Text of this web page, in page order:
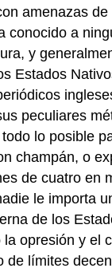
amenazas
conocido a
y
Estados
peculiares
lo posible
champán, o
de cuatro en
le importa
de los
opresión y el
de límites